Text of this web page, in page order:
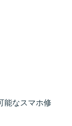
能なスマホ修